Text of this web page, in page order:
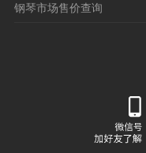
钢琴市场售价查询